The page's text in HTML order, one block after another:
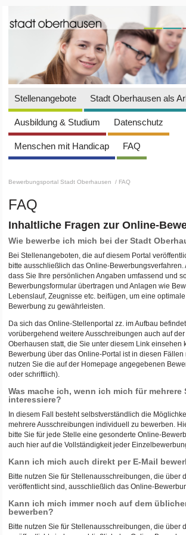
Stellenangebote Stadt Oberhausen als
Ausbildung & Studium Datenschutz
Menschen mit Handicap
FAQ
Bewerbungsportal Stadt Oberhausen / FAQ
FAQ
Inhaltliche Fragen zur Online-
Wie bewerbe ich mich bei der Stadt
Bei Stellenangeboten, die auf diesem Portal
bitte ausschließlich das Online-Bewerbungsverfahren.
dass Sie Ihre persönlichen Angaben umfassend und
Bewerbungsformular übertragen und Anlagen wie
Lebenslauf, Zeugnisse etc. beifügen, um eine
Bewerbung zu gewährleisten.
Da sich das Online-Stellenportal zz. im Aufbau
vorübergehend weitere Ausschreibungen auch auf
Oberhausen statt, die Sie unter diesem Link einsehen
Bewerbung über das Online-Portal ist in diesen Fällen
nutzen Sie die auf der Homepage angegebenen
oder schriftlich).
Was mache ich, wenn ich mich für mehrere
interessiere?
In diesem Fall besteht selbstverständlich die
mehrere Ausschreibungen individuell zu bewerben.
bitte Sie für jede Stelle eine gesonderte Online-
auch hier auf die Vollständigkeit jeder
Kann ich mich auch direkt per E-Mail
Bitte nutzen Sie für Stellenausschreibungen, die über
veröffentlicht sind, ausschließlich das Online-
Kann ich mich immer noch auf dem
bewerben?
Bitte nutzen Sie für Stellenausschreibungen, die über